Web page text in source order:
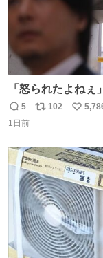
「怒られたよね
返
信
5
リ
ト
数
102
い
数
1日前